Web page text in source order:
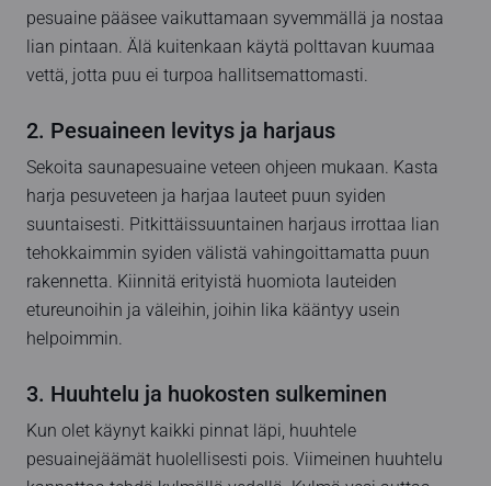
pesuaine pääsee vaikuttamaan syvemmällä ja nostaa
lian pintaan. Älä kuitenkaan käytä polttavan kuumaa
vettä, jotta puu ei turpoa hallitsemattomasti.
2. Pesuaineen levitys ja harjaus
Sekoita saunapesuaine veteen ohjeen mukaan. Kasta
harja pesuveteen ja harjaa lauteet puun syiden
suuntaisesti. Pitkittäissuuntainen harjaus irrottaa lian
tehokkaimmin syiden välistä vahingoittamatta puun
rakennetta. Kiinnitä erityistä huomiota lauteiden
etureunoihin ja väleihin, joihin lika kääntyy usein
helpoimmin.
3. Huuhtelu ja huokosten sulkeminen
Kun olet käynyt kaikki pinnat läpi, huuhtele
pesuainejäämät huolellisesti pois. Viimeinen huuhtelu